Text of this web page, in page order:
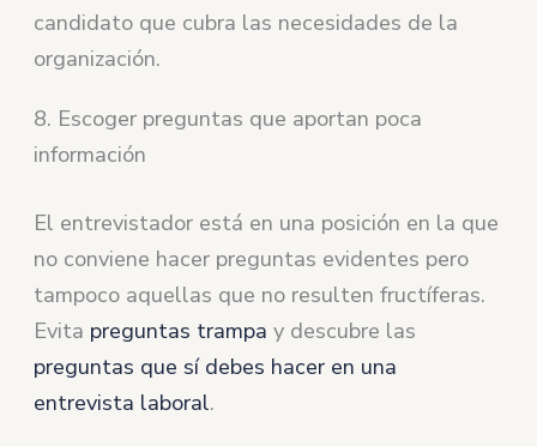
candidato que cubra las necesidades de la
organización.
8. Escoger preguntas que aportan poca
información
El entrevistador está en una posición en la que
no conviene hacer preguntas evidentes pero
tampoco aquellas que no resulten fructíferas.
Evita preguntas trampa y descubre las
preguntas que sí debes hacer en una
entrevista laboral.